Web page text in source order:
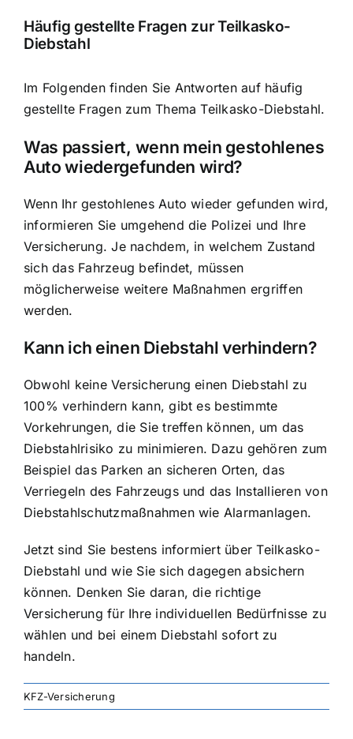
Häufig gestellte Fragen zur Teilkasko-
Diebstahl
Im Folgenden finden Sie Antworten auf häufig
gestellte Fragen zum Thema Teilkasko-Diebstahl.
Was passiert, wenn mein gestohlenes
Auto wiedergefunden wird?
Wenn Ihr gestohlenes Auto wieder gefunden wird,
informieren Sie umgehend die Polizei und Ihre
Versicherung. Je nachdem, in welchem Zustand
sich das Fahrzeug befindet, müssen
möglicherweise weitere Maßnahmen ergriffen
werden.
Kann ich einen Diebstahl verhindern?
Obwohl keine Versicherung einen Diebstahl zu
100% verhindern kann, gibt es bestimmte
Vorkehrungen, die Sie treffen können, um das
Diebstahlrisiko zu minimieren. Dazu gehören zum
Beispiel das Parken an sicheren Orten, das
Verriegeln des Fahrzeugs und das Installieren von
Diebstahlschutzmaßnahmen wie Alarmanlagen.
Jetzt sind Sie bestens informiert über Teilkasko-
Diebstahl und wie Sie sich dagegen absichern
können. Denken Sie daran, die richtige
Versicherung für Ihre individuellen Bedürfnisse zu
wählen und bei einem Diebstahl sofort zu
handeln.
KFZ-Versicherung